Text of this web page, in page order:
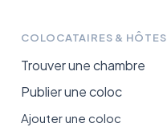
COLOCATAIRES & HÔTES
Trouver une chambre
Publier une coloc
Ajouter une coloc